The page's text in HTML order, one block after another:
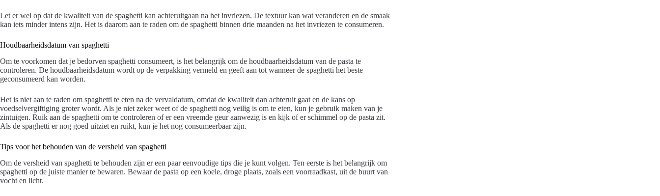
Let er wel op dat de kwaliteit van de spaghetti kan achteruitgaan na het invriezen. De textuur kan wat veranderen en de smaak
kan iets minder intens zijn. Het is daarom aan te raden om de spaghetti binnen drie maanden na het invriezen te consumeren.
Houdbaarheidsdatum van spaghetti
Om te voorkomen dat je bedorven spaghetti consumeert, is het belangrijk om de houdbaarheidsdatum van de pasta te
controleren. De houdbaarheidsdatum wordt op de verpakking vermeld en geeft aan tot wanneer de spaghetti het beste
geconsumeerd kan worden.
Het is niet aan te raden om spaghetti te eten na de vervaldatum, omdat de kwaliteit dan achteruit gaat en de kans op
voedselvergiftiging groter wordt. Als je niet zeker weet of de spaghetti nog veilig is om te eten, kun je gebruik maken van je
zintuigen. Ruik aan de spaghetti om te controleren of er een vreemde geur aanwezig is en kijk of er schimmel op de pasta zit.
Als de spaghetti er nog goed uitziet en ruikt, kun je het nog consumeerbaar zijn.
Tips voor het behouden van de versheid van spaghetti
Om de versheid van spaghetti te behouden zijn er een paar eenvoudige tips die je kunt volgen. Ten eerste is het belangrijk om
spaghetti op de juiste manier te bewaren. Bewaar de pasta op een koele, droge plaats, zoals een voorraadkast, uit de buurt van
vocht en licht.